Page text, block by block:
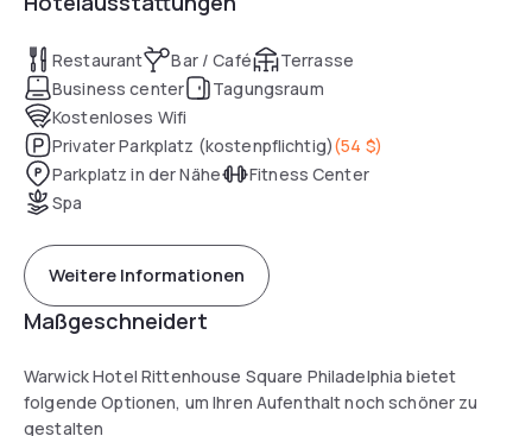
celebrates its legacy with a deliberate modern design that
was inspired by our unique heritage. A fixture in Rittenhouse
Square, we are a destination for travelers from all over the
world seeking culture, business, or recreation in
Philadelphia.
Restaurant Bar / Café
Terrasse
Business center
Tagungsraum
Kostenloses Wifi
Privater Parkplatz (kostenpflichtig)(54 $)
Parkplatz in der Nähe
Fitness Center
Spa
Weitere Informationen
Maßgeschneidert
Warwick Hotel Rittenhouse Square Philadelphia bietet
folgende Optionen, um Ihren Aufenthalt noch schöner zu
gestalten